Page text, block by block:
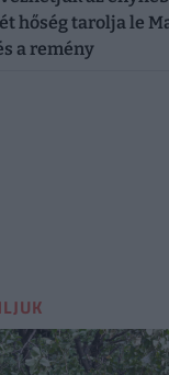
hőség tarolja le
a remény